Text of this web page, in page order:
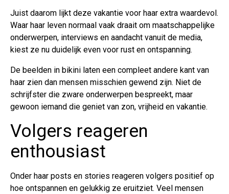
Juist daarom lijkt deze vakantie voor haar extra waardevol.
Waar haar leven normaal vaak draait om maatschappelijke
onderwerpen, interviews en aandacht vanuit de media,
kiest ze nu duidelijk even voor rust en ontspanning.
De beelden in bikini laten een compleet andere kant van
haar zien dan mensen misschien gewend zijn. Niet de
schrijfster die zware onderwerpen bespreekt, maar
gewoon iemand die geniet van zon, vrijheid en vakantie.
Volgers reageren
enthousiast
Onder haar posts en stories reageren volgers positief op
hoe ontspannen en gelukkig ze eruitziet. Veel mensen